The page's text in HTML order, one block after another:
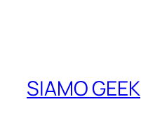
SIAMO GEEK